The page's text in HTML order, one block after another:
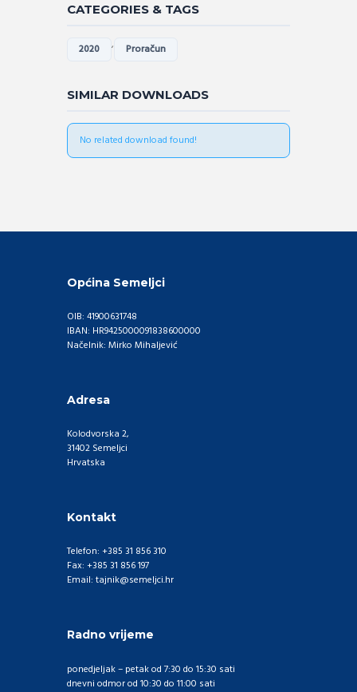
CATEGORIES & TAGS
2020 , Proračun
SIMILAR DOWNLOADS
No related download found!
Općina Semeljci
OIB: 41900631748
IBAN: HR9425000091838600000
Načelnik: Mirko Mihaljević
Adresa
Kolodvorska 2,
31402 Semeljci
Hrvatska
Kontakt
Telefon: +385 31 856 310
Fax: +385 31 856 197
Email: tajnik@semeljci.hr
Radno vrijeme
ponedjeljak – petak od 7:30 do 15:30 sati
dnevni odmor od 10:30 do 11:00 sati